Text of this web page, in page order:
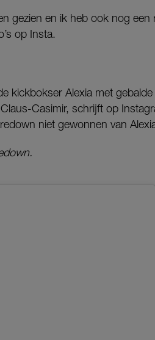
gezien en ik heb ook nog
op Insta.
kickbokser Alexia met
Casimir, schrijft op
niet gewonnen van